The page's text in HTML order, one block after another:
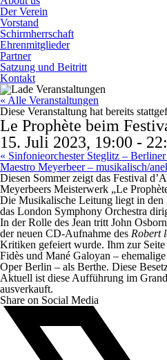
Der Verein
Vorstand
Schirmherrschaft
Ehrenmitglieder
Partner
Satzung und Beitritt
Kontakt
« Alle Veranstaltungen
Diese Veranstaltung hat bereits
Le Prophète beim
15. Juli 2023, 19:00 -
« Sinfonieorchester Steglitz –
Maestro Meyerbeer – musikalisch/
Diesen Sommer zeigt das Festival
Meyerbeers Meisterwerk „Le
Die Musikalische Leitung liegt in
das London Symphony Orchestra
In der Rolle des Jean tritt John
der neuen CD-Aufnahme des Robert
Kritiken gefeiert wurde. Ihm zur
Fidès und Mané Galoyan –
Oper Berlin – als Berthe. Diese
Aktuell ist diese Aufführung im
ausverkauft.
Share on Social Media